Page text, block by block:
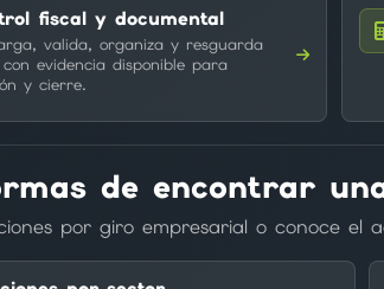
fiscal y documental
valida, organiza y resguarda
con evidencia disponible para
y cierre.
de encontrar
por giro empresarial o conoce el